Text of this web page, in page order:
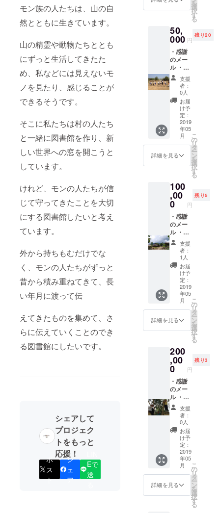
モン族の人たちは、山の自
然とともに生きています。
山の精霊や動物たちととも
にずっと生活してきたた
め、私などには見えないモ
ノを見たり、感じることが
できるそうです。
そこに私たちは村の人たち
と一緒に図書館を作り、新
しい世界への窓を開こうと
しています。
けれど、モンの人たちが信
じて守ってきたことを大切
にする図書館したいと考え
ています。
外から持ちもむだけでな
く、モンの人たちがずっと
昔から積み重ねてきて、長
い年月に渡って伝
えてきたものを集めて、さ
らに伝えていくことのでき
る図書館にしたいです。
シェアして
プロジェク
トをもっと
応援！
ポ
ス
ト
シ
ェ
ア
Eで
送
族の手
作り)
を
選
択
す
る
50,
000 円
残り20
・感謝
のメー
ル ・活
動報告
メール
・子供
達から
の感謝
の手紙
・報告
冊子 ・
コー
ヒー豆
（ラオ
ス特産
品） ・
の写真
・報告
会兼食
事会へ
の招待
(2019年
2月と5
月に都
内にて2
回の開
催を予
定して
おりま
す。詳
細につ
いて
は、決
定次第
直ぐに
ご連絡
いただ
きま
す。ま
た、交
通費は
自己負
担とな
りま
す。) ・
刺繍
（村の
モン民
族の手
作り)
支援
者：
0人
お届
け予
定：
2019
年05
月
詳細を見る
こ
の
リ
タ
ー
ン
を
選
択
す
る
100
,00
0 円
残り5
・感謝
のメー
ル ・活
動報告
メール
・子供
達から
の感謝
の手紙
・報告
冊子 ・
コー
ヒー豆
（ラオ
ス特産
品） ・
の写真
・報告
会兼食
事会へ
の招待
(2019年
2月と5
月に都
内にて2
回の開
催を予
定して
おりま
す。詳
細につ
いて
は、決
定次第
直ぐに
ご連絡
支援
者：
1人
お届
け予
定：
2019
年05
月
詳細を見る
こ
の
リ
タ
ー
ン
を
選
択
す
る
200
,00
0 円
残り3
・感謝
のメー
ル ・活
動報告
メール
・子供
達から
の感謝
の手紙
・報告
冊子 ・
報告会
兼食事
会への
招待
(2019年
支援
者：
0人
お届
け予
定：
2019
年05
月
詳細を見る
こ
の
リ
タ
ー
ン
を
選
択
す
る